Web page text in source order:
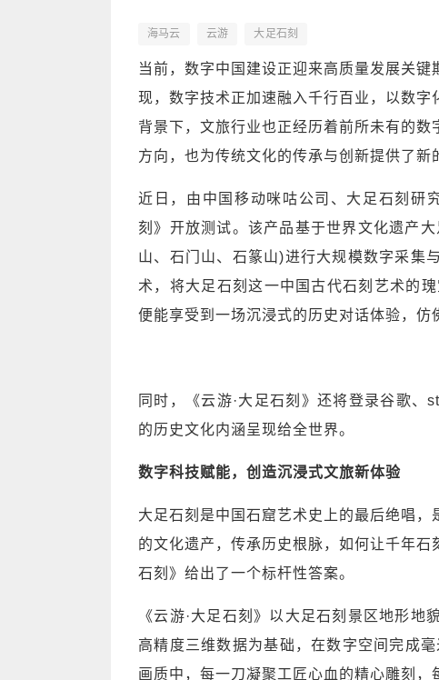
海马云 云游 大足石刻
当前，数字中国建设正迎来高质量发展关
现，数字技术正加速融入千行百业，以数
背景下，文旅行业也正经历着前所未有的
方向，也为传统文化的传承与创新提供了新
近日，由中国移动咪咕公司、大足石刻研
刻》开放测试。该产品基于世界文化遗产
山、石门山、石篆山)进行大规模数字采集
术，将大足石刻这一中国古代石刻艺术的
便能享受到一场沉浸式的历史对话体验，仿
同时，《云游·大足石刻》还将登录谷歌
的历史文化内涵呈现给全世界。
数字科技赋能，创造沉浸式文旅新体验
大足石刻是中国石窟艺术史上的最后绝唱
的文化遗产，传承历史根脉，如何让千年
石刻》给出了一个标杆性答案。
《云游·大足石刻》以大足石刻景区地形
高精度三维数据为基础，在数字空间完成
画质中，每一刀凝聚工匠心血的精心雕刻，